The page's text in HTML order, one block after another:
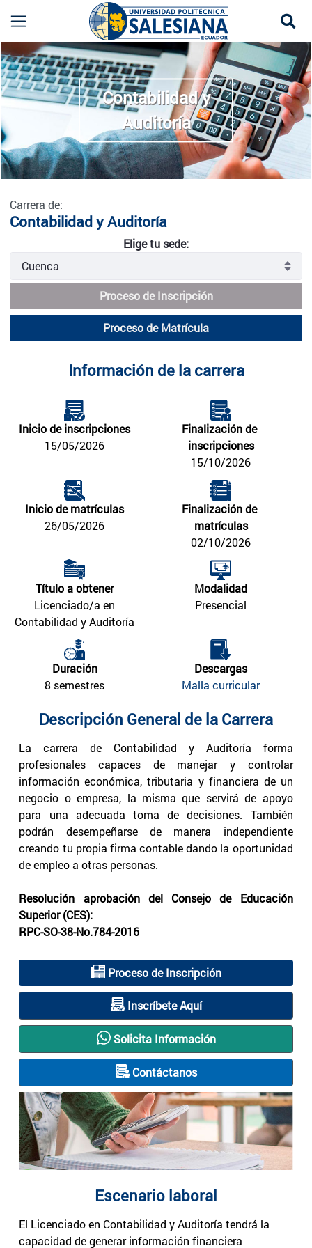
Contabilidad y Auditoría - Cuenca
more
Contabilidad y
Auditoría
Carrera de:
Contabilidad y Auditoría
Elige tu sede:
Proceso de Inscripción
Proceso de Matrícula
Información de la carrera
Inicio de inscripciones
15/05/2026
Finalización de
inscripciones
15/10/2026
Inicio de matrículas
26/05/2026
Finalización de
matrículas
02/10/2026
Título a obtener
Licenciado/a en
Contabilidad y Auditoría
Modalidad
Presencial
Duración
8 semestres
Descargas
Malla curricular
Descripción General de la Carrera
La carrera de Contabilidad y Auditoría forma
profesionales capaces de manejar y controlar
información económica, tributaria y financiera de un
negocio o empresa, la misma que servirá de apoyo
para una adecuada toma de decisiones. También
podrán desempeñarse de manera independiente
creando tu propia firma contable dando la oportunidad
de empleo a otras personas.
Resolución aprobación del Consejo de Educación
Superior (CES):
RPC-SO-38-No.784-2016
Proceso de Inscripción
Inscríbete Aquí
Solicita Información
Contáctanos
Escenario laboral
El Licenciado en Contabilidad y Auditoría tendrá la
capacidad de generar información financiera